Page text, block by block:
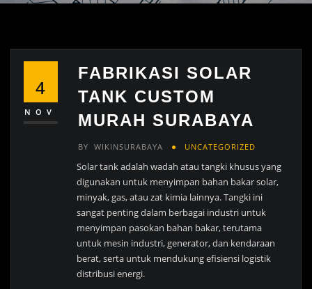
4
NOV
FABRIKASI SOLAR
TANK CUSTOM
MURAH SURABAYA
BY WIKINSURABAYA UNCATEGORIZED
Solar tank adalah wadah atau tangki khusus yang
digunakan untuk menyimpan bahan bakar solar,
minyak, gas, atau zat kimia lainnya. Tangki ini
sangat penting dalam berbagai industri untuk
menyimpan pasokan bahan bakar, terutama
untuk mesin industri, generator, dan kendaraan
berat, serta untuk mendukung efisiensi logistik
distribusi energi.